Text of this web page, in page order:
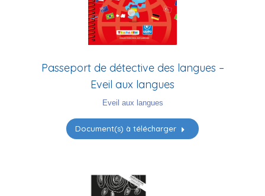
Passeport de détective des langues –
Eveil aux langues
Eveil aux langues
Document(s) à télécharger